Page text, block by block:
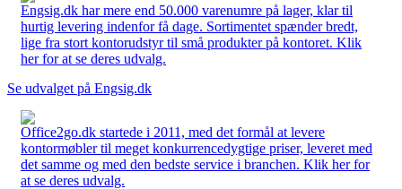
Engsig.dk har mere end 50.000 varenumre på lager, klar til
hurtig levering indenfor få dage. Sortimentet spænder bredt,
lige fra stort kontorudstyr til små produkter på kontoret. Klik
her for at se deres udvalg.
Se udvalget på Engsig.dk
Office2go.dk startede i 2011, med det formål at levere
kontormøbler til meget konkurrencedygtige priser, leveret med
det samme og med den bedste service i branchen. Klik her for
at se deres udvalg.